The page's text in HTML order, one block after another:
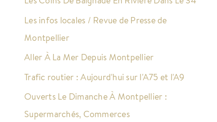
Les infos locales / Revue de Presse de
Montpellier
Aller À La Mer Depuis Montpellier
Trafic routier : Aujourd'hui sur l'A75 et l'A9
Ouverts Le Dimanche À Montpellier :
Supermarchés, Commerces